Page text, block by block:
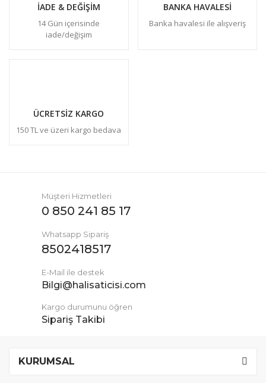
İADE & DEĞİŞİM
14 Gün içerisinde
iade/değişim
BANKA HAVALESİ
Banka havalesi ile alışveriş
ÜCRETSİZ KARGO
150 TL ve üzeri kargo bedava
Müşteri Hizmetleri
0 850 241 85 17
Whatsapp Sipariş
8502418517
E-Mail ile destek
Bilgi@halisaticisi.com
Kargo durumunu öğren
Sipariş Takibi
KURUMSAL